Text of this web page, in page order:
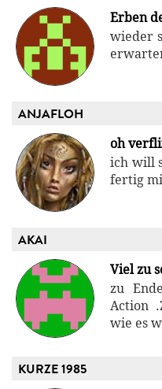
Erben
wieder
ANJAFLOH
oh
ich will
fertig
AKAI
Viel zu
zu
Action
wie es
KURZE 1985